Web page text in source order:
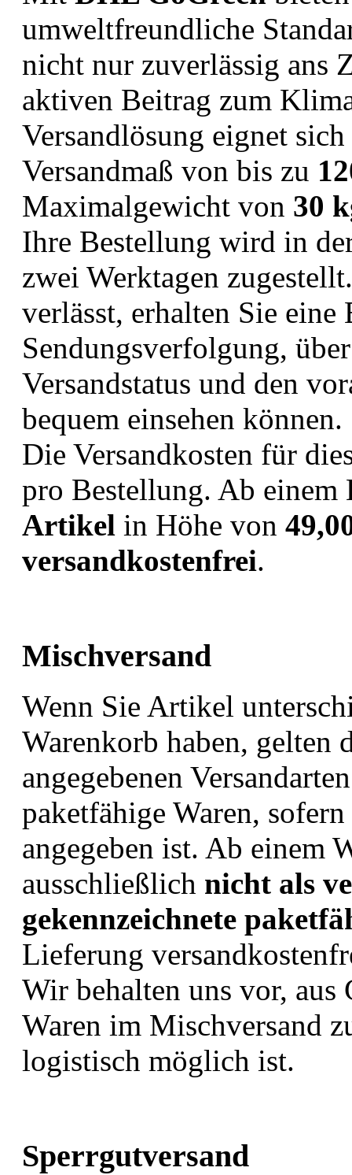
umweltfreundliche
nicht nur zuverlässig ans
aktiven Beitrag zum
Versandlösung eignet
Versandmaß von bis zu
Maximalgewicht von 30
Ihre Bestellung wird in
zwei Werktagen
verlässt, erhalten Sie
Sendungsverfolgung,
Versandstatus und den
bequem einsehen können.
Die Versandkosten für
pro Bestellung. Ab
Artikel in Höhe von
versandkostenfrei.
Mischversand
Wenn Sie Artikel
Warenkorb haben, gelten
angegebenen
paketfähige Waren,
angegeben ist. Ab einem
ausschließlich nicht als
gekennzeichnete
Lieferung
Wir behalten uns vor,
Waren im Mischversand
logistisch möglich ist.
Sperrgutversand